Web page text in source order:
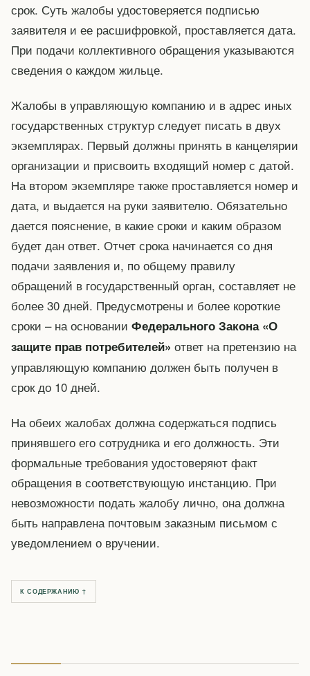
срок. Суть жалобы удостоверяется подписью
заявителя и ее расшифровкой, проставляется дата.
При подачи коллективного обращения указываются
сведения о каждом жильце.
Жалобы в управляющую компанию и в адрес иных
государственных структур следует писать в двух
экземплярах. Первый должны принять в канцелярии
организации и присвоить входящий номер с датой.
На втором экземпляре также проставляется номер и
дата, и выдается на руки заявителю. Обязательно
дается пояснение, в какие сроки и каким образом
будет дан ответ. Отчет срока начинается со дня
подачи заявления и, по общему правилу
обращений в государственный орган, составляет не
более 30 дней. Предусмотрены и более короткие
сроки – на основании Федерального Закона «О
защите прав потребителей» ответ на претензию на
управляющую компанию должен быть получен в
срок до 10 дней.
На обеих жалобах должна содержаться подпись
принявшего его сотрудника и его должность. Эти
формальные требования удостоверяют факт
обращения в соответствующую инстанцию. При
невозможности подать жалобу лично, она должна
быть направлена почтовым заказным письмом с
уведомлением о вручении.
К СОДЕРЖАНИЮ ↑